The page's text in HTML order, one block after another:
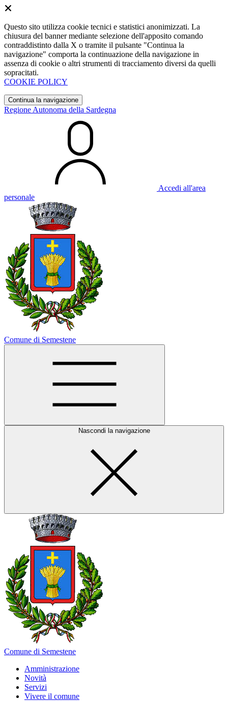
Questo sito utilizza cookie tecnici e statistici anonimizzati. La
chiusura del banner mediante selezione dell'apposito comando
contraddistinto dalla X o tramite il pulsante "Continua la
navigazione" comporta la continuazione della navigazione in
assenza di cookie o altri strumenti di tracciamento diversi da quelli
sopracitati.
COOKIE POLICY
Continua la navigazione
Regione Autonoma della Sardegna
Accedi all'area
personale
Comune di Semestene
Nascondi la navigazione
Comune di Semestene
Amministrazione
Novità
Servizi
Vivere il comune